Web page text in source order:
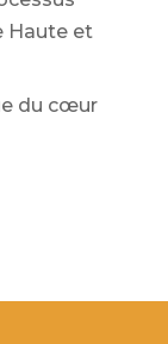
Haute et
du cœur